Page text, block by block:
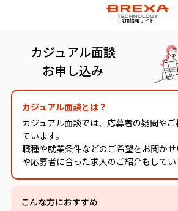
採用情報サイト
カジュアル面談
お申し込み
カジュアル面談とは？
カジュアル面談では、応募者の疑問や
ています。
職種や就業条件などのご希望をお聞か
や応募者に合った求人のご紹介もしてい
こんな方におすすめ